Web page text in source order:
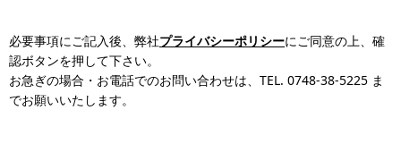
必要事項にご記入後、弊社プライバシーポリシーにご同意の上、確
認ボタンを押して下さい。
お急ぎの場合・お電話でのお問い合わせは、TEL. 0748-38-5225 ま
でお願いいたします。